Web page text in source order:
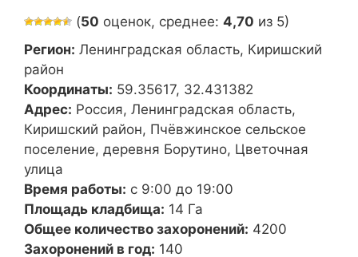
(50 оценок, среднее: 4,70 из 5)
Регион: Ленинградская область, Киришский
район
Координаты: 59.35617, 32.431382
Адрес: Россия, Ленинградская область,
Киришский район, Пчёвжинское сельское
поселение, деревня Борутино, Цветочная
улица
Время работы: с 9:00 до 19:00
Площадь кладбища: 14 Га
Общее количество захоронений: 4200
Захоронений в год: 140